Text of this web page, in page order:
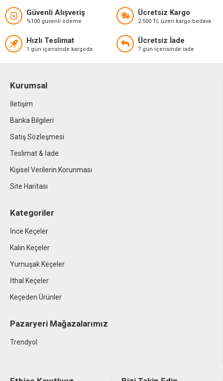
Güvenli Alışveriş
%100 güvenli ödeme
Ücretsiz Kargo
2.500 TL üzeri kargo bedava
Hızlı Teslimat
1 gün içerisinde kargoda
Ücretsiz İade
7 gün içerisinde iade
Kurumsal
İletişim
Banka Bilgileri
Satış Sözleşmesi
Teslimat & İade
Kişisel Verilerin Korunması
Site Haritası
Kategoriler
İnce Keçeler
Kalın Keçeler
Yumuşak Keçeler
İthal Keçeler
Keçeden Ürünler
Pazaryeri Mağazalarımız
Trendyol